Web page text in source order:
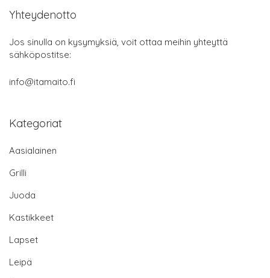
Yhteydenotto
Jos sinulla on kysymyksiä, voit ottaa meihin yhteyttä
sähköpostitse:
info@itamaito.fi
Kategoriat
Aasialainen
Grilli
Juoda
Kastikkeet
Lapset
Leipä